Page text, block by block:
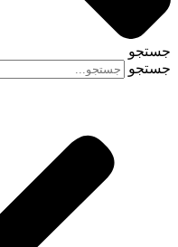
جستجو
جستجو